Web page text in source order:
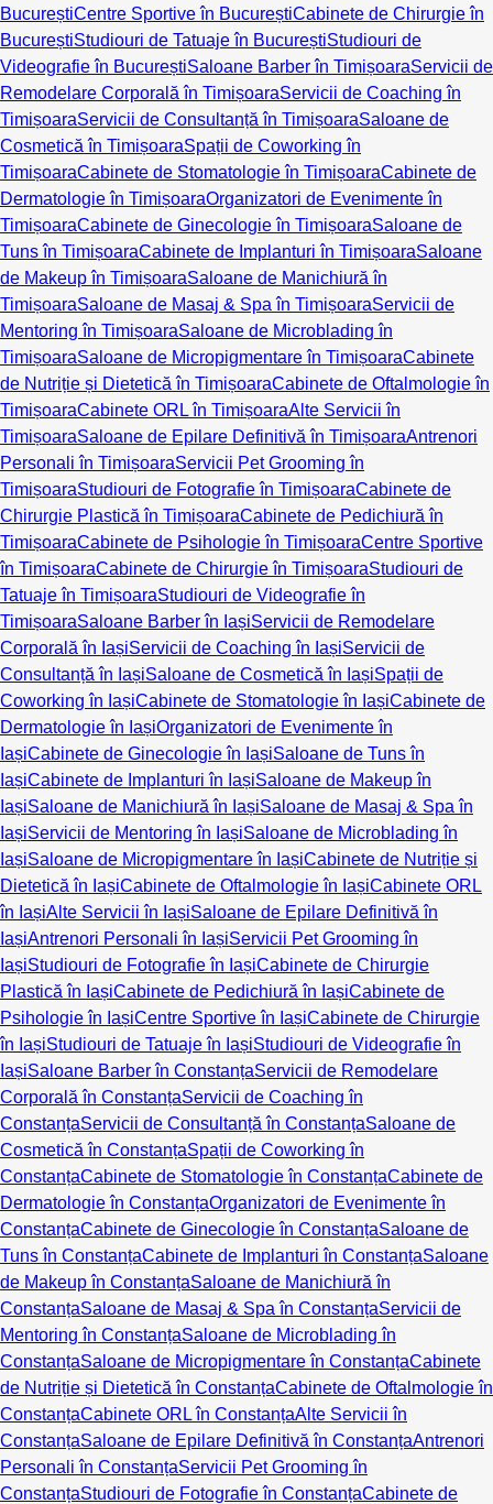
BucureștiCentre Sportive în BucureștiCabinete de Chirurgie în
BucureștiStudiouri de Tatuaje în BucureștiStudiouri de
Videografie în BucureștiSaloane Barber în TimișoaraServicii de
Remodelare Corporală în TimișoaraServicii de Coaching în
TimișoaraServicii de Consultanță în TimișoaraSaloane de
Cosmetică în TimișoaraSpații de Coworking în
TimișoaraCabinete de Stomatologie în TimișoaraCabinete de
Dermatologie în TimișoaraOrganizatori de Evenimente în
TimișoaraCabinete de Ginecologie în TimișoaraSaloane de
Tuns în TimișoaraCabinete de Implanturi în TimișoaraSaloane
de Makeup în TimișoaraSaloane de Manichiură în
TimișoaraSaloane de Masaj & Spa în TimișoaraServicii de
Mentoring în TimișoaraSaloane de Microblading în
TimișoaraSaloane de Micropigmentare în TimișoaraCabinete
de Nutriție și Dietetică în TimișoaraCabinete de Oftalmologie în
TimișoaraCabinete ORL în TimișoaraAlte Servicii în
TimișoaraSaloane de Epilare Definitivă în TimișoaraAntrenori
Personali în TimișoaraServicii Pet Grooming în
TimișoaraStudiouri de Fotografie în TimișoaraCabinete de
Chirurgie Plastică în TimișoaraCabinete de Pedichiură în
TimișoaraCabinete de Psihologie în TimișoaraCentre Sportive
în TimișoaraCabinete de Chirurgie în TimișoaraStudiouri de
Tatuaje în TimișoaraStudiouri de Videografie în
TimișoaraSaloane Barber în IașiServicii de Remodelare
Corporală în IașiServicii de Coaching în IașiServicii de
Consultanță în IașiSaloane de Cosmetică în IașiSpații de
Coworking în IașiCabinete de Stomatologie în IașiCabinete de
Dermatologie în IașiOrganizatori de Evenimente în
IașiCabinete de Ginecologie în IașiSaloane de Tuns în
IașiCabinete de Implanturi în IașiSaloane de Makeup în
IașiSaloane de Manichiură în IașiSaloane de Masaj & Spa în
IașiServicii de Mentoring în IașiSaloane de Microblading în
IașiSaloane de Micropigmentare în IașiCabinete de Nutriție și
Dietetică în IașiCabinete de Oftalmologie în IașiCabinete ORL
în IașiAlte Servicii în IașiSaloane de Epilare Definitivă în
IașiAntrenori Personali în IașiServicii Pet Grooming în
IașiStudiouri de Fotografie în IașiCabinete de Chirurgie
Plastică în IașiCabinete de Pedichiură în IașiCabinete de
Psihologie în IașiCentre Sportive în IașiCabinete de Chirurgie
în IașiStudiouri de Tatuaje în IașiStudiouri de Videografie în
IașiSaloane Barber în ConstanțaServicii de Remodelare
Corporală în ConstanțaServicii de Coaching în
ConstanțaServicii de Consultanță în ConstanțaSaloane de
Cosmetică în ConstanțaSpații de Coworking în
ConstanțaCabinete de Stomatologie în ConstanțaCabinete de
Dermatologie în ConstanțaOrganizatori de Evenimente în
ConstanțaCabinete de Ginecologie în ConstanțaSaloane de
Tuns în ConstanțaCabinete de Implanturi în ConstanțaSaloane
de Makeup în ConstanțaSaloane de Manichiură în
ConstanțaSaloane de Masaj & Spa în ConstanțaServicii de
Mentoring în ConstanțaSaloane de Microblading în
ConstanțaSaloane de Micropigmentare în ConstanțaCabinete
de Nutriție și Dietetică în ConstanțaCabinete de Oftalmologie în
ConstanțaCabinete ORL în ConstanțaAlte Servicii în
ConstanțaSaloane de Epilare Definitivă în ConstanțaAntrenori
Personali în ConstanțaServicii Pet Grooming în
ConstanțaStudiouri de Fotografie în ConstanțaCabinete de